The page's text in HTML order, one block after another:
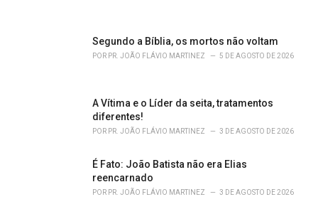
Segundo a Bíblia, os mortos não voltam
POR PR. JOÃO FLÁVIO MARTINEZ 5 DE AGOSTO DE 2026
A Vítima e o Líder da seita, tratamentos
diferentes!
POR PR. JOÃO FLÁVIO MARTINEZ 3 DE AGOSTO DE 2026
É Fato: João Batista não era Elias
reencarnado
POR PR. JOÃO FLÁVIO MARTINEZ 3 DE AGOSTO DE 2026